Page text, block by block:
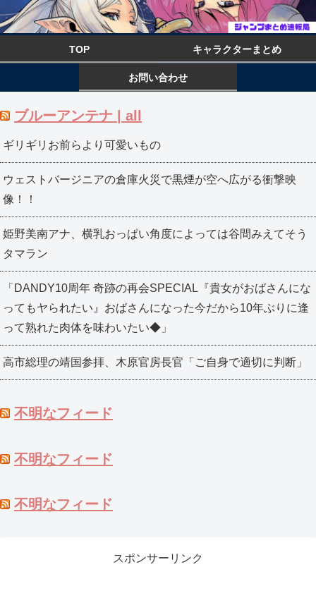
TOP キャラクターまとめ
お問い合わせ
ブルーアンテナ | all
ギリギリお前らより可愛いもの
ウェストバージニアの倉庫火災で黒煙が空へ広がる衝撃映
像！！
姫野美南アナ、横乳おっぱい角度によっては谷間みえてそう
タマラン
「DANDY10周年 奇跡の再会SPECIAL『貴女がおばさんにな
ってもヤられたい』おばさんになった今だから10年ぶりに逢
って熟れた肉体を味わいたい◆」
高市総理の靖国参拝、木原官房長官「ご自身で適切に判断」
不明なフィード
不明なフィード
不明なフィード
スポンサーリンク